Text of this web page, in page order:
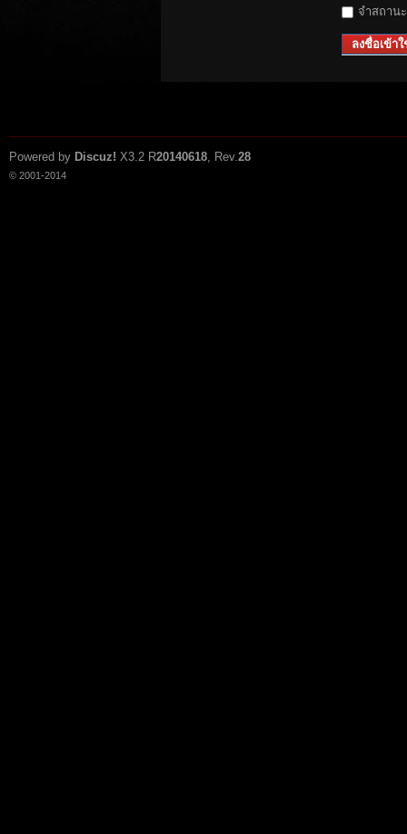
จำสถาน
ลงชื่อเข้าใ
Powered by Discuz! X3.2 R20140618, Rev.28
© 2001-2014